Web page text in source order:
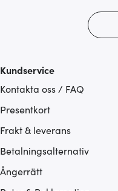
Kundservice
Kontakta oss / FAQ
Presentkort
Frakt & leverans
Betalningsalternativ
Ångerrätt